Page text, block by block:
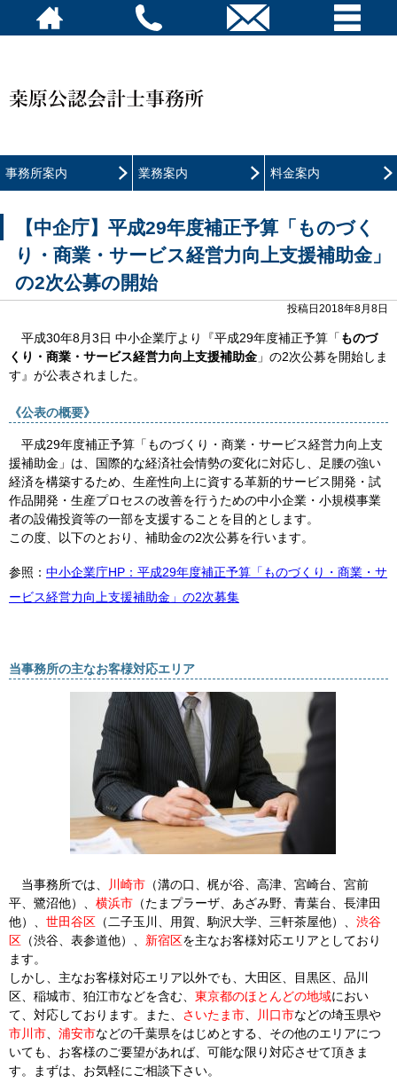
事務所案内 業務案内 料金案内
【中企庁】平成29年度補正予算「ものづく
り・商業・サービス経営力向上支援補助金」
の2次公募の開始
投稿日2018年8月8日
平成30年8月3日 中小企業庁より『平成29年度補正予算「 ものづ
くり・商業・サービス経営力向上支援補助金 」の2次公募を開始しま
す』が公表されました。
《公表の概要》
平成29年度補正予算「ものづくり・商業・サービス経営力向上支
援補助金」は、国際的な経済社会情勢の変化に対応し、足腰の強い
経済を構築するため、生産性向上に資する革新的サービス開発・試
作品開発・生産プロセスの改善を行うための中小企業・小規模事業
者の設備投資等の一部を支援することを目的とします。
この度、以下のとおり、補助金の2次公募を行います。
参照： 中小企業庁HP：平成29年度補正予算「ものづくり・商業・サ
ービス経営力向上支援補助金」の2次募集
当事務所の主なお客様対応エリア
当事務所では、 川崎市 （溝の口、梶が谷、高津、宮崎台、宮前
平、鷺沼他）、 横浜市 （たまプラーザ、あざみ野、青葉台、長津田
他）、 世田谷区 （二子玉川、用賀、駒沢大学、三軒茶屋他）、 渋谷
区 （渋谷、表参道他）、 新宿区を主なお客様対応エリアとしており
ます。
しかし、主なお客様対応エリア以外でも、大田区、目黒区、品川
区、稲城市、狛江市などを含む、 東京都のほとんどの地域におい
て、対応しております。また、 さいたま市 川口市などの埼玉県や
市川市
浦安市などの千葉県をはじめとする、その他のエリアにつ
いても、お客様のご要望があれば、可能な限り対応させて頂きま
す。まずは、お気軽にご相談下さい。